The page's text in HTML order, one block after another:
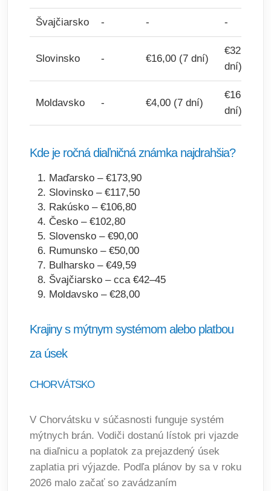
Švajčiarsko - - -
Slovinsko - €16,00 (7 dní)
€32,00
dní)
Moldavsko - €4,00 (7 dní)
€16,00
dní)
Kde je ročná diaľničná známka najdrahšia?
Maďarsko – €173,90
Slovinsko – €117,50
Rakúsko – €106,80
Česko – €102,80
Slovensko – €90,00
Rumunsko – €50,00
Bulharsko – €49,59
Švajčiarsko – cca €42–45
Moldavsko – €28,00
Krajiny s mýtnym systémom alebo platbou
za úsek
CHORVÁTSKO
V Chorvátsku v súčasnosti funguje systém
mýtnych brán. Vodiči dostanú lístok pri vjazde
na diaľnicu a poplatok za prejazdený úsek
zaplatia pri výjazde. Podľa plánov by sa v roku
2026 malo začať so zavádzaním